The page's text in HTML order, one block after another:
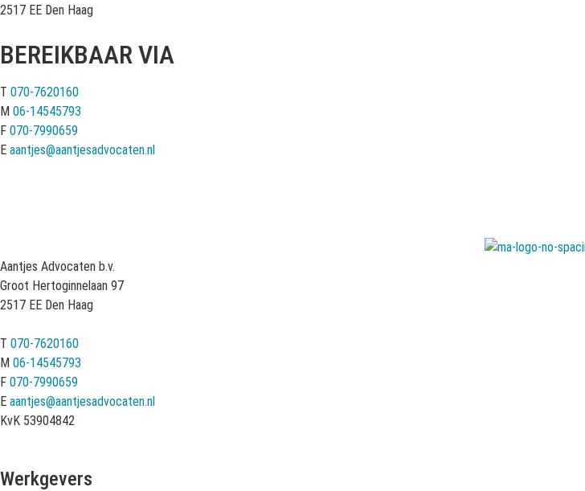
2517 EE Den Haag
BEREIKBAAR VIA
T 070-7620160
M 06-14545793
F 070-7990659
E aantjes@aantjesadvocaten.nl
Aantjes Advocaten b.v.
Groot Hertoginnelaan 97
2517 EE Den Haag
T 070-7620160
M 06-14545793
F 070-7990659
E aantjes@aantjesadvocaten.nl
KvK 53904842
Werkgevers